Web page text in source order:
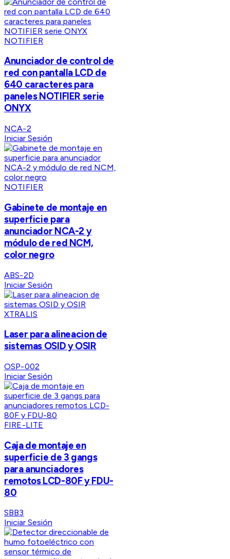
NOTIFIER
Anunciador de control de
red con pantalla LCD de
640 caracteres para
paneles NOTIFIER serie
ONYX
NCA-2
Iniciar Sesión
NOTIFIER
Gabinete de montaje en
superficie para
anunciador NCA-2 y
módulo de red NCM,
color negro
ABS-2D
Iniciar Sesión
XTRALIS
Laser para alineacion de
sistemas OSID y OSIR
OSP-002
Iniciar Sesión
FIRE-LITE
Caja de montaje en
superficie de 3 gangs
para anunciadores
remotos LCD-80F y FDU-
80
SBB3
Iniciar Sesión